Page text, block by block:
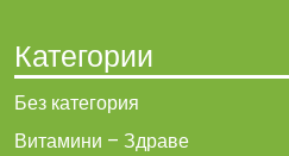
Категории
Без категория
Витамини – Здраве